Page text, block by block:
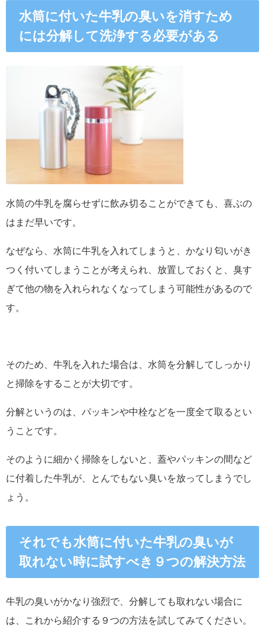
水筒に付いた牛乳の臭いを消すため
には分解して洗浄する必要がある
水筒の牛乳を腐らせずに飲み切ることができても、喜ぶの
はまだ早いです。
なぜなら、水筒に牛乳を入れてしまうと、かなり匂いがき
つく付いてしまうことが考えられ、放置しておくと、臭す
ぎて他の物を入れられなくなってしまう可能性があるので
す。
そのため、牛乳を入れた場合は、水筒を分解してしっかり
と掃除をすることが大切です。
分解というのは、パッキンや中栓などを一度全て取るとい
うことです。
そのように細かく掃除をしないと、蓋やパッキンの間など
に付着した牛乳が、とんでもない臭いを放ってしまうでし
ょう。
それでも水筒に付いた牛乳の臭いが
取れない時に試すべき９つの解決方法
牛乳の臭いがかなり強烈で、分解しても取れない場合に
は、これから紹介する９つの方法を試してみてください。